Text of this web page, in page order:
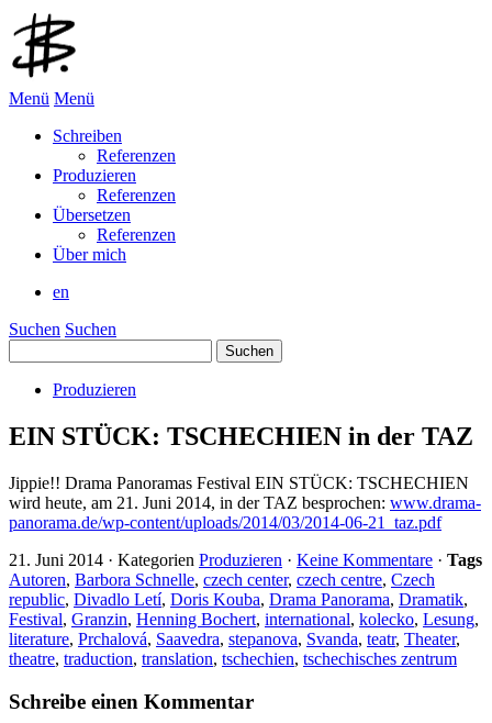
Menü Menü
Schreiben
Referenzen
Produzieren
Referenzen
Übersetzen
Referenzen
Über mich
en
Suchen Suchen
nach:
Produzieren
EIN STÜCK: TSCHECHIEN in der TAZ
Jippie!! Drama Panoramas Festival EIN STÜCK: TSCHECHIEN
wird heute, am 21. Juni 2014, in der TAZ besprochen: www.drama-
panorama.de/wp-content/uploads/2014/03/2014-06-21_taz.pdf
21. Juni 2014 · Kategorien Produzieren · Keine Kommentare · Tags
Autoren, Barbora Schnelle, czech center, czech centre, Czech
republic, Divadlo Letí, Doris Kouba, Drama Panorama, Dramatik,
Festival, Granzin, Henning Bochert, international, kolecko, Lesung,
literature, Prchalová, Saavedra, stepanova, Svanda, teatr, Theater,
theatre, traduction, translation, tschechien, tschechisches zentrum
Schreibe einen Kommentar